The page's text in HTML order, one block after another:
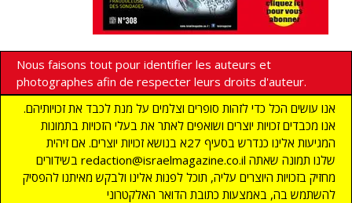
Nous faisons tout pour identifier les auteurs et
photographes afin de respecter leurs droits d'auteur.
אנו עושים הכל כדי לזהות סופרים וצלמים על מנת לכבד את זכויותיהם.
אנו מכבדים זכויות יוצרים ושואפים לאתר את בעלי הזכויות בתמונות
המגיעות אלינו כנדרש בסעיף 27א בנושא זכויות יוצרים. אם זיהית
בשידורים redaction@israelmagazine.co.il שלנו תמונה שאתה
מחזיק בזכויות היוצרים עליה, תוכל לפנות אלינו ולבקש מאיתנו להפסיק
להשתמש בה, באמצעות כתובת הדואר האלקטרוני